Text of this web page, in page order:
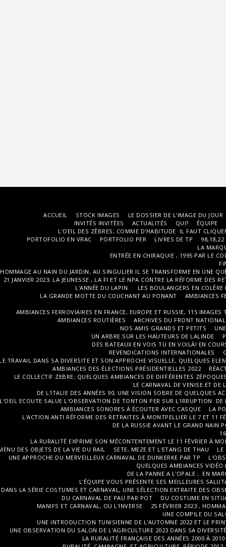
ACCUEIL STOCK IMAGES
LE DOSSIER DE L'IMAGE DU JOUR
INVITÉS INVITÉES
ACTUALITÉS QUI? ÉQUIPE
L'OEIL DES ZÈBRES; COMME D'HABITUDE IL FAUT
PORTOFOLIO EN VRAC
PORTFOLIO PER LIVRES DE TP
98,18,22
LA
ENTRÉE EN CHIRAQUIE , 1995 PAR LE
HOMMAGE AU NAIN DU JARDIN, AU SINGULIER IL SE TRANSFORME EN UNE
21 JANVIER 2023; LA JEUNESSE , LA FI ET LE NPA CONTRE LA RÉFORME DES
L'ANNÉE DU LAPIN
LES BOULANGERS EN
LA GRANDE MOTTE DU COUCHANT AU PONANT
AMBIANCES
AMBIANCES FERROVIAIRES EN FRANCE, EUROPE ET RUSSIE, 115
AMBIANCES ROUTIÈRES
ARCHIVES DU FRONT
NOS AMIS GRANDS ET PETITS
UN ARBRE SUR LES HAUTEURS DE LALINDE
DES BATEAUX EN VOIS TU EN VOILÀ! EN
REVENDICATIONS INTERNATIONALES
TRAVAIL DANS SA DIVERSITE ET SON APPROCHE VISUELLE, QUELQUES
AMBIANCES DES ÉLECTIONS PRÉSIDENTIELLES 2022
LE COLLECTIF ZEBRE; QUELQUES AMBIANCES DE DIFFÉRENTES
LE CARNAVAL DE VENISE ET DE
DE L'ITALIE DES ANNÉES 90, UNE VISION SOBRE DE QUELQUES
L'OEIL ECOUTE SALUE L'OBSERVATION DE TONTON PER SUR L'IRRUPTION DE
AMBIANCES SONORES À ÉCOUTER AVEC CASQUE
LA
L'ACTION ANTI RÉFORME DES RETRAITES À MONTPELLIER LE 7 ET 11
DE LA RUSSIE AVANT LE GRAND NAIN
LA RURALITÉ EXPRIME SON MÉCONTENTEMENT LE 11 FÉVRIER À
DES OBJETS DE LA VIE DU RAIL
SETE, MEZE ET L'ETANG DE THAU
LE
UNE APPROCHE DU MERVEILLEUX CARNAVAL DE DUNKERKE PAR TP
QUELQUES AMBIANCES VIDÉO
DE LA PANNE A L'OPALE ; EN
L'ÉQUIPE VOUS PRÉSENTE SES MEILLEURES
DANS LA SÉRIE COSTUMES ET CARNAVAL, UNE SÉLECTION EXTRAITE DES
DU CARNAVAL DE PAU PAR POT
DU COSTUME EN
MANIFS ET CARNAVAL, OU L'INVERSE
25 FÉVRIER 2023 ,
UNE COMPILE DU
UNE INTRODUCTION TUNISIENNE DE L'AUTOMNE 2022 ET LE
UNE OBSERVATION DU SALON DE L'AGRICULTURE 2023 DANS SA
LA RURALITÉ FRANÇAISE DES ANNÉES 2000 À